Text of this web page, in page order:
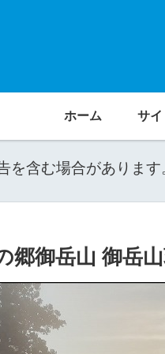
ホーム サ
を含む場合があります
郷御岳山 御岳